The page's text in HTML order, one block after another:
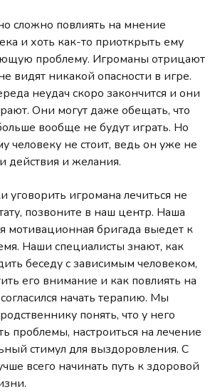
сложно повлиять на мнение
и хоть как-то приоткрыть ему
проблему. Игроманы отрицают
видят никакой опасности в игре.
неудач скоро закончится и они
Они могут даже обещать, что
вообще не будут играть. Но
человеку не стоит, ведь он уже не
действия и желания.
уговорить игромана лечиться не
позвоните в наш центр. Наша
мотивационная бригада выедет к
Наши специалисты знают, как
беседу с зависимым человеком,
его внимание и как повлиять на
начать терапию. Мы
понять, что у него
проблемы, настроиться на лечение
стимул для выздоровления. С
всего начинать путь к здоровой